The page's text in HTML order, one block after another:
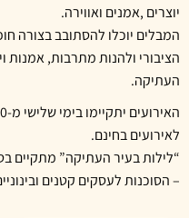
יוצרים ,אמנים ואווירה.
המבלים יוכלו להסתובב בצורה
הציבורי ולהנות מתרבות, אמנות
העתיקה.
לאירועים בחינם.
“לילות בעיר העתיקה” מתקיים
– הסוכנות לעסקים קטנים